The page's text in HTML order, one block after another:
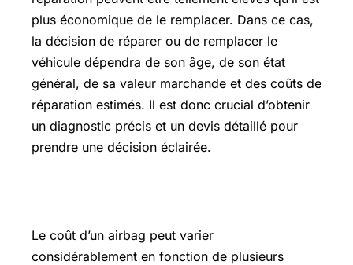
plus économique de le remplacer. Dans ce cas,
la décision de réparer ou de remplacer le
véhicule dépendra de son âge, de son état
général, de sa valeur marchande et des coûts de
réparation estimés. Il est donc crucial d’obtenir
un diagnostic précis et un devis détaillé pour
prendre une décision éclairée.
Le coût d’un airbag peut varier
considérablement en fonction de plusieurs